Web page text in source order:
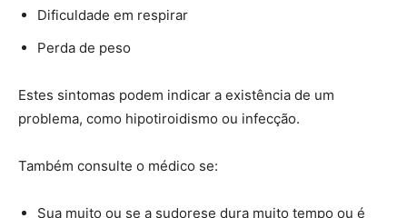
Dificuldade em respirar
Perda de peso
Estes sintomas podem indicar a existência de um
problema, como hipotiroidismo ou infecção.
Também consulte o médico se:
Sua muito ou se a sudorese dura muito tempo ou é